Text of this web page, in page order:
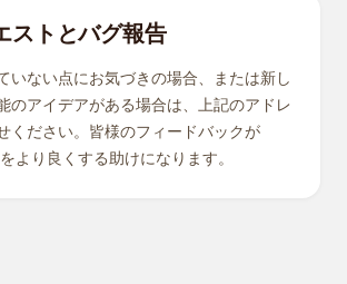
ストとバグ報告
いない点にお気づきの場合、または新し
のアイデアがある場合は、上記のアドレ
ください。皆様のフィードバックが
より良くする助けになります。